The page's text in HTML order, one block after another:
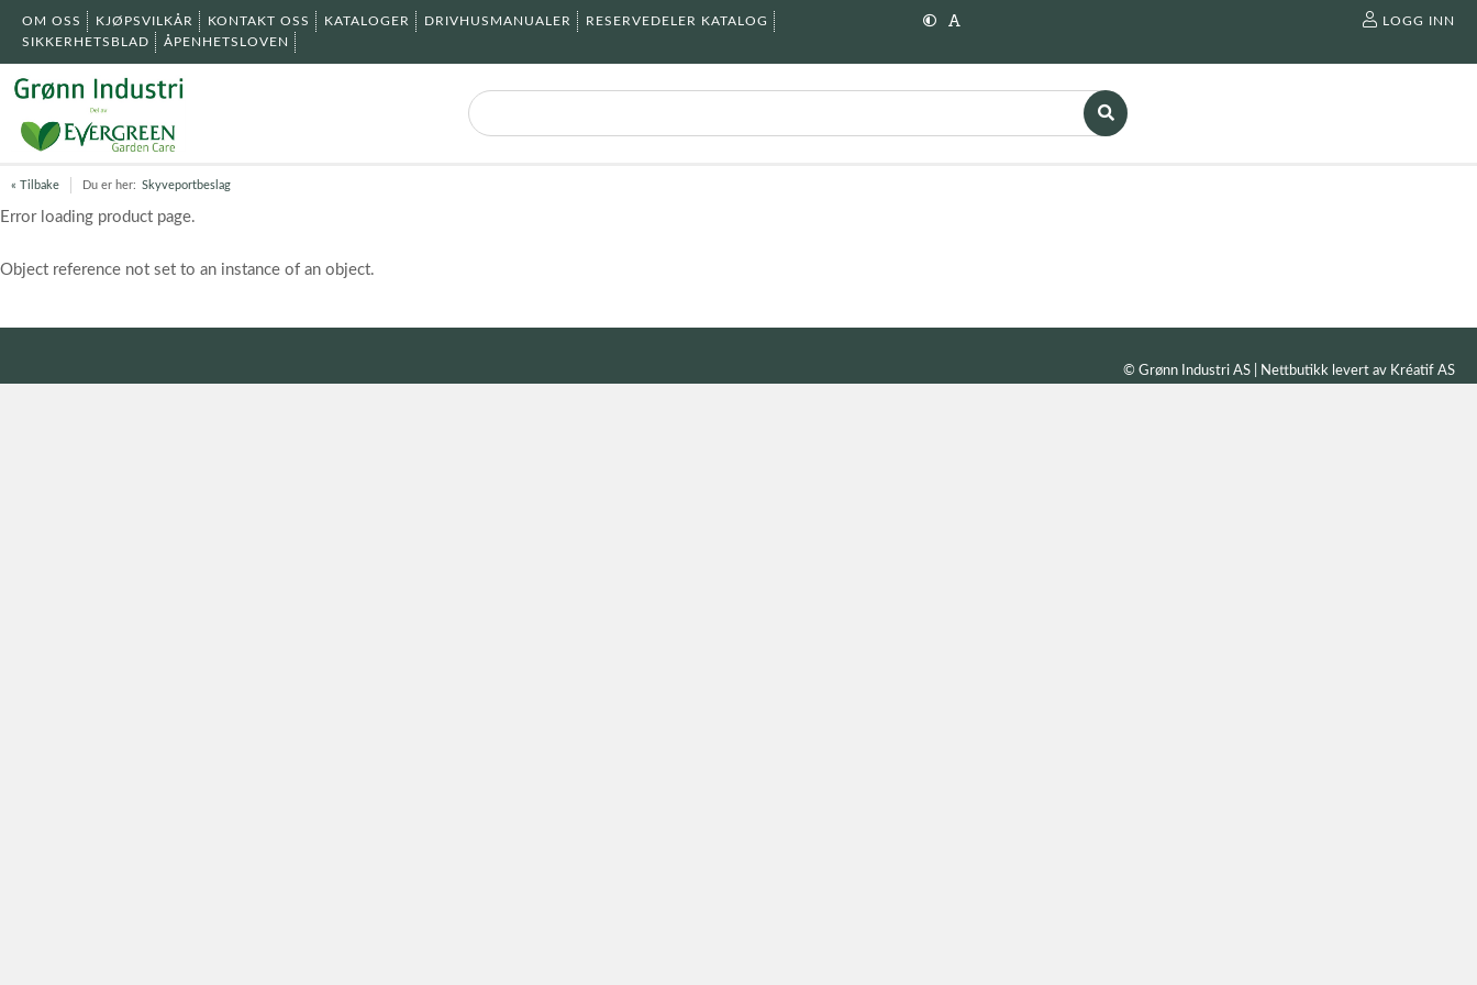
OM OSS KJØPSVILKÅR KONTAKT OSS KATALOGER DRIVHUSMANUALER
RESERVEDELER KATALOG
SIKKERHETSBLAD
ÅPENHETSLOVEN
LOGG INN
« Tilbake Du er her: Skyveportbeslag
Error loading product page.
Object reference not set to an instance of an object.
© Grønn Industri AS | Nettbutikk levert av Kréatif AS